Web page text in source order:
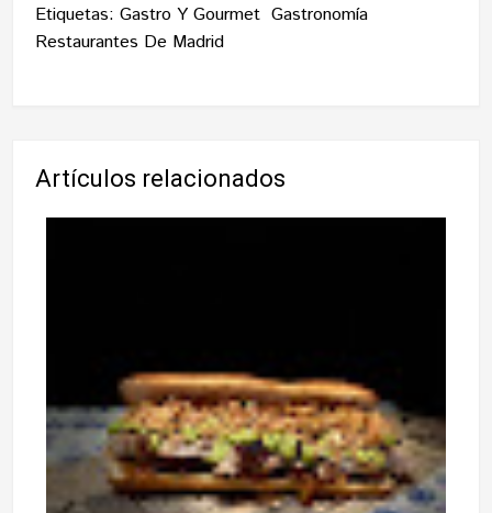
Etiquetas:Gastro Y Gourmet Gastronomía
Restaurantes De Madrid
Artículos relacionados